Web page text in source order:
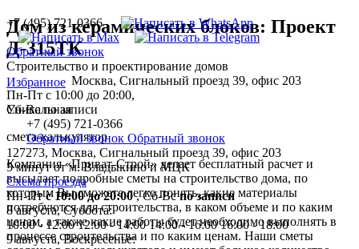
+7 (495) 721-0366
Обратный звонок
Строительство и проектирование домов
Москва, Сигнальный проезд 39, офис 203
Пн-Пт с 10:00 до 20:00,
Сб-Вс по записи
+7 (495) 721-0366
Обратный звонок Обратный звонок
127273, Москва, Сигнальный проезд 39, офис 203
5 минут от м. Владыкино и МЦК
Схема проезда
Пн-Птс 10:00 до 20:00,Сб-Вспо записи
8 августа, Суббота:
10:00 - 12:00 12:00 - 14:00 14:00 - 16:00 16:00 - 18:00
9 августа, Воскресенье:
Дом из керамических блоков: Проект
Д-315ТК
Избранное
Уникальная
смета-калькулятор
Компания «Приват-Строй» делает бесплатный расчет и
высылает подробные сметы на строительство дома, по
которым Вы сможете легко понять, какие материалы
потребуются для строительства, в каком объеме и по каким
ценам, а также какие работы будет необходимо выполнять в
процессе строительства и по каким ценам. Наши сметы